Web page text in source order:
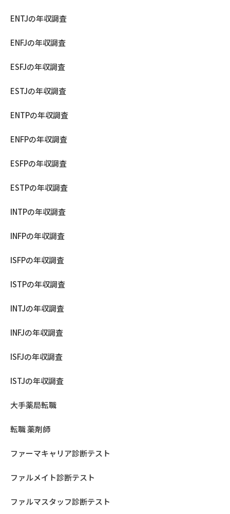
ENTJの年収調査
ENFJの年収調査
ESFJの年収調査
ESTJの年収調査
ENTPの年収調査
ENFPの年収調査
ESFPの年収調査
ESTPの年収調査
INTPの年収調査
INFPの年収調査
ISFPの年収調査
ISTPの年収調査
INTJの年収調査
INFJの年収調査
ISFJの年収調査
ISTJの年収調査
大手薬局転職
転職 薬剤師
ファーマキャリア診断テスト
ファルメイト診断テスト
ファルマスタッフ診断テスト